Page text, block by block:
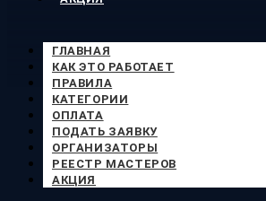
ГЛАВНАЯ
КАК ЭТО РАБОТАЕТ
ПРАВИЛА
КАТЕГОРИИ
ОПЛАТА
ПОДАТЬ ЗАЯВКУ
ОРГАНИЗАТОРЫ
РЕЕСТР МАСТЕРОВ
АКЦИЯ